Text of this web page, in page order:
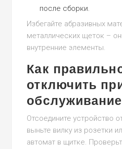
после сборки.
Избегайте абразивных
металлических щеток –
внутренние элементы.
Как
отключить
Отсоедините устройство
выньте вилку из розетки
автомат в щитке.